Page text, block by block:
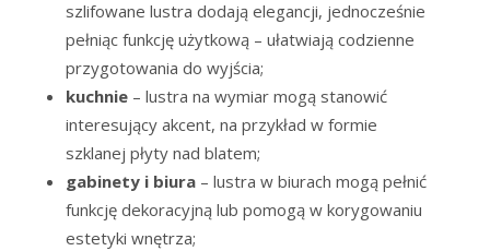
szlifowane lustra dodają elegancji, jednocześnie
pełniąc funkcję użytkową – ułatwiają codzienne
przygotowania do wyjścia;
kuchnie– lustra na wymiar mogą stanowić
interesujący akcent, na przykład w formie
szklanej płyty nad blatem;
gabinety i biura– lustra w biurach mogą pełnić
funkcję dekoracyjną lub pomogą w korygowaniu
estetyki wnętrza;